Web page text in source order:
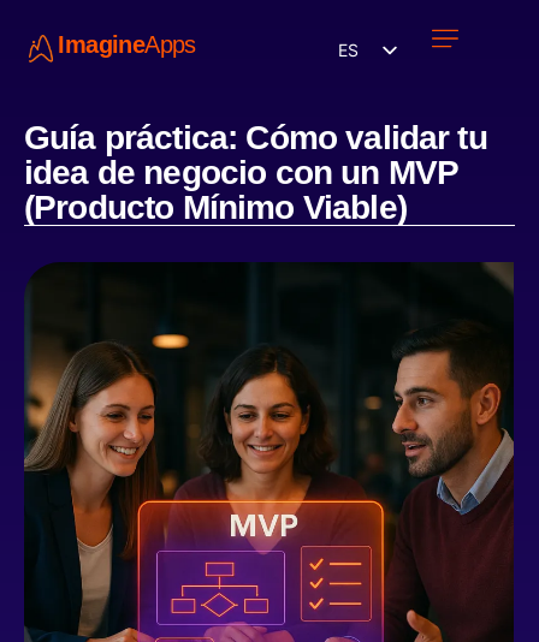
ImagineApps ES
Guía práctica: Cómo validar tu
idea de negocio con un MVP
(Producto Mínimo Viable)